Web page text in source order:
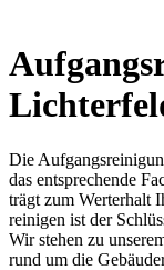
Die
das entsprechende
trägt zum Werterhalt
reinigen ist der
Wir stehen zu
rund um die